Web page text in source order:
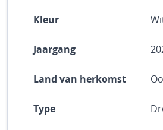
Kleur
Jaargang
Land van herkomst
Type